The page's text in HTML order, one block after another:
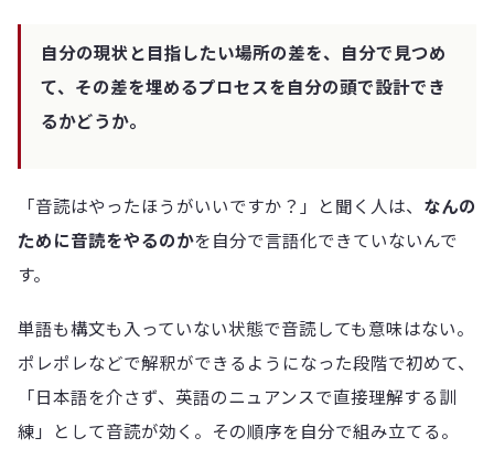
自分の現状と目指したい場所の差を、自分で見つめ
て、その差を埋めるプロセスを自分の頭で設計でき
るかどうか。
「音読はやったほうがいいですか？」と聞く人は、 なんの
ために音読をやるのかを自分で言語化できていないんで
す。
単語も構文も入っていない状態で音読しても意味はない。
ポレポレなどで解釈ができるようになった段階で初めて、
「日本語を介さず、英語のニュアンスで直接理解する訓
練」として音読が効く。その順序を自分で組み立てる。